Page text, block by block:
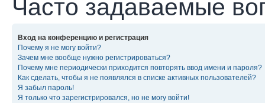
Часто задаваемые
Вход на конференцию и регистрация
Почему я не могу войти?
Зачем мне вообще нужно регистрироваться?
Почему мне периодически приходится повторять ввод имени и пароля?
Как сделать, чтобы я не появлялся в списке активных пользователей?
Я забыл пароль!
Я только что зарегистрировался, но не могу войти!